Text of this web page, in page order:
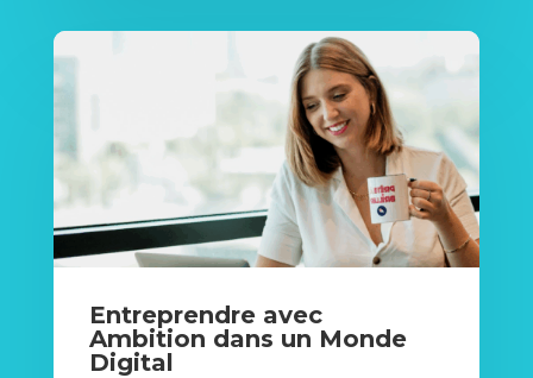
Entreprendre avec
Ambition dans un Monde
Digital